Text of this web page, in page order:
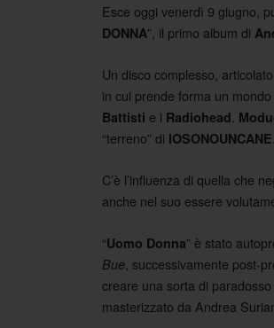
Esce oggi venerdì 9 giugno,
DONNA”, il primo album di
Un disco complesso,
in cui prende forma un
Battisti e i Radiohead
“terreno” di IOSONOUNCANE
C’è l’influenza di quella che
anche nel suo essere
“Uomo Donna” è stato
Bue , successivamente post-
creare una sorta di
masterizzato da Andrea